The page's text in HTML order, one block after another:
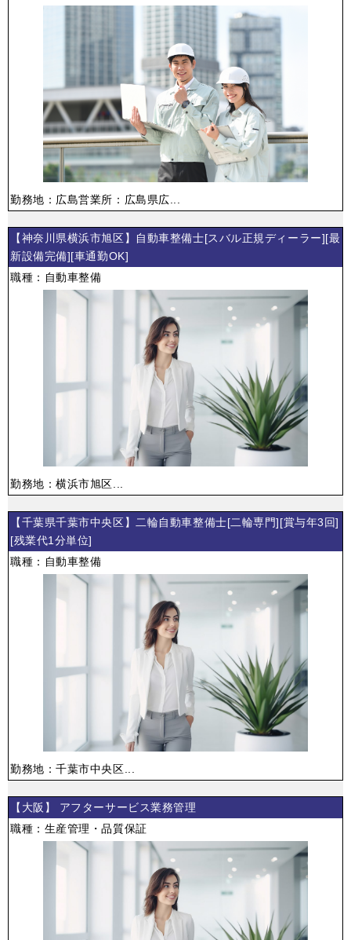
勤務地：広島営業所：広島県広...
【神奈川県横浜市旭区】自動車整備士[スバル正規ディーラー][最
新設備完備][車通勤OK]
職種：自動車整備
勤務地：横浜市旭区...
【千葉県千葉市中央区】二輪自動車整備士[二輪専門][賞与年3回]
[残業代1分単位]
職種：自動車整備
勤務地：千葉市中央区...
【大阪】 アフターサービス業務管理
職種：生産管理・品質保証